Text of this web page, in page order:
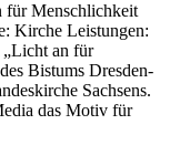
für Menschlichkeit
Kirche Leistungen:
an für
Bistums Dresden-
Sachsens.
das Motiv für